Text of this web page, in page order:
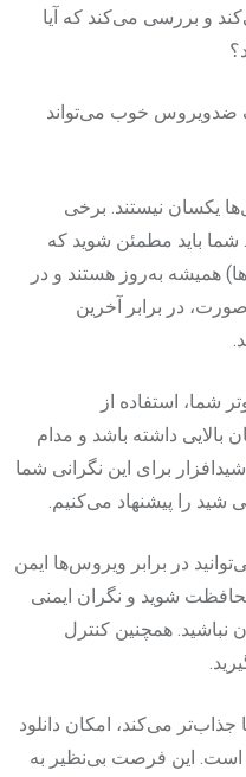
و بررسی می‌کند که آیا
ضدویروس خوب می‌تواند
یکسان نیستند. برخی
شما باید مطمئن شوید که
همیشه به‌روز هستند و در
در برابر آخرین
شما، استفاده از
بالایی داشته باشد و مدام
برای این نگرانی شما
شید را پیشنهاد می‌کنیم.
در برابر ویروس‌ها ایمن
محافظت شوید و نگران ایمنی
نباشید. همچنین کنترل
می‌کند، امکان دانلود
آزمایشی ۳۰ روزه است. این فرصت بی‌نظیر به